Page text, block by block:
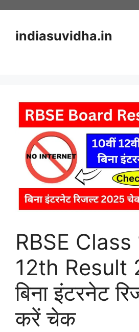
contentindiasuvidha.in
RBSE Class
12th Result
बिना इंटरनेट
करें चेक